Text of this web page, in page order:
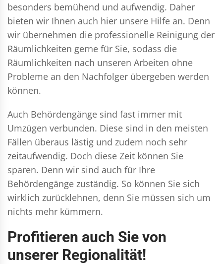
besonders bemühend und aufwendig. Daher
bieten wir Ihnen auch hier unsere Hilfe an. Denn
wir übernehmen die professionelle Reinigung der
Räumlichkeiten gerne für Sie, sodass die
Räumlichkeiten nach unseren Arbeiten ohne
Probleme an den Nachfolger übergeben werden
können.
Auch Behördengänge sind fast immer mit
Umzügen verbunden. Diese sind in den meisten
Fällen überaus lästig und zudem noch sehr
zeitaufwendig. Doch diese Zeit können Sie
sparen. Denn wir sind auch für Ihre
Behördengänge zuständig. So können Sie sich
wirklich zurücklehnen, denn Sie müssen sich um
nichts mehr kümmern.
Profitieren auch Sie von
unserer Regionalität!